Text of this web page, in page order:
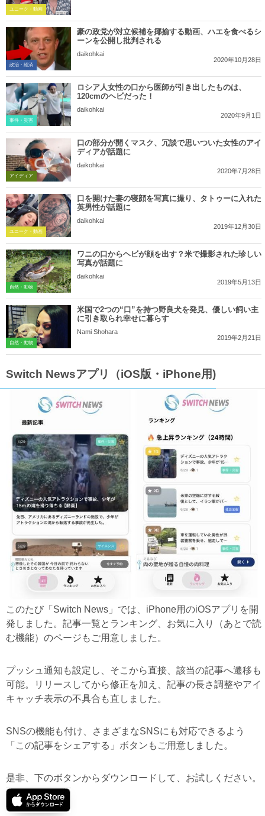
ユニーク・動画
政治・経済
豪の政党が対立候補を揶揄する動画、ハエを食べるシ
ーンを公開し批判される
daikohkai
2020年10月28日
事件・災害
ロシア人女性の口から医師が引き出したものは、
120cmのヘビだった！
daikohkai
2020年9月1日
アイディア
口の部分が開くマスク、冗談で思いついた女性のアイ
ディアが話題に
daikohkai
2020年7月28日
ユニーク・動画
口を開けた妻の寝顔を写真に撮り、タトゥーに入れた
英男性が話題に
daikohkai
2019年12月30日
自然・動物
ワニの口からヘビが顔を出す？米で撮影された珍しい
写真が話題に
daikohkai
2019年5月13日
自然・動物
米国で2つの“口”を持つ野良犬を発見、優しい飼い主
に引き取られ幸せに暮らす
Nami Shohara
2019年2月21日
Switch Newsアプリ（iOS版・iPhone用)
このたび「Switch News」では、iPhone用のiOSアプリを開
発しました。記事一覧とランキング、お気に入り（あとで読
む機能）のページもご用意しました。
プッシュ通知も設定し、そこから直接、該当の記事へ遷移も
可能。リリースしてから修正を加え、記事の長さ調整やアイ
キャッチ表示の不具合も直しました。
SNSの機能も付け、さまざまなSNSにも対応できるよう
「この記事をシェアする」ボタンもご用意しました。
是非、下のボタンからダウンロードして、お試しください。